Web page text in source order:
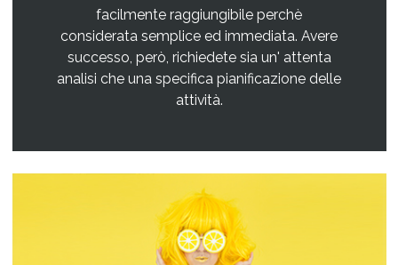
facilmente raggiungibile perchè
considerata semplice ed immediata. Avere
successo, però, richiedete sia un' attenta
analisi che una specifica pianificazione delle
attività.